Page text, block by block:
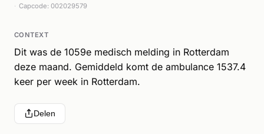
Capcode: 002029579
CONTEXT
Dit was de 1059e medisch melding in Rotterdam
deze maand. Gemiddeld komt de ambulance 1537.4
keer per week in Rotterdam.
Delen